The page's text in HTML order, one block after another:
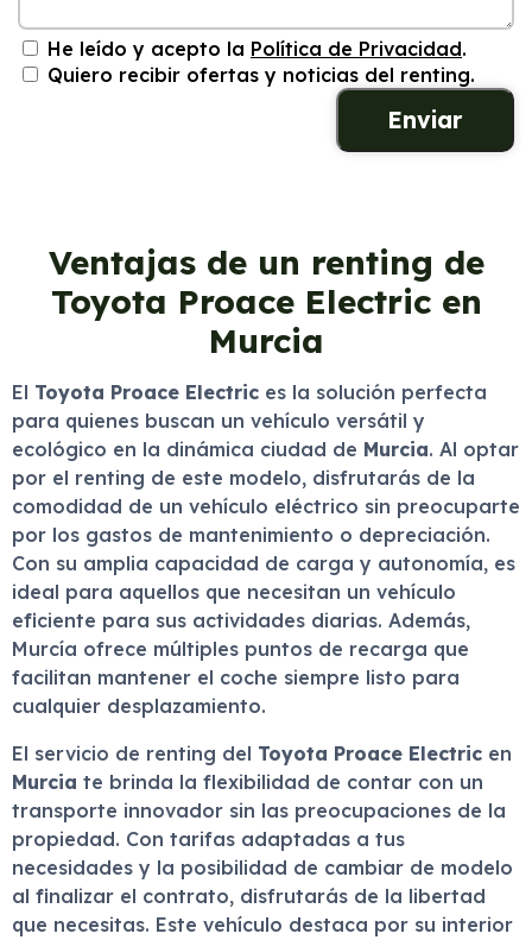
He leído y acepto la Política de Privacidad.
Quiero recibir ofertas y noticias del renting.
Ventajas de un renting de
Toyota Proace Electric en
Murcia
El Toyota Proace Electric es la solución perfecta
para quienes buscan un vehículo versátil y
ecológico en la dinámica ciudad de Murcia. Al optar
por el renting de este modelo, disfrutarás de la
comodidad de un vehículo eléctrico sin preocuparte
por los gastos de mantenimiento o depreciación.
Con su amplia capacidad de carga y autonomía, es
ideal para aquellos que necesitan un vehículo
eficiente para sus actividades diarias. Además,
Murcía ofrece múltiples puntos de recarga que
facilitan mantener el coche siempre listo para
cualquier desplazamiento.
El servicio de renting del Toyota Proace Electric en
Murcia te brinda la flexibilidad de contar con un
transporte innovador sin las preocupaciones de la
propiedad. Con tarifas adaptadas a tus
necesidades y la posibilidad de cambiar de modelo
al finalizar el contrato, disfrutarás de la libertad
que necesitas. Este vehículo destaca por su interior